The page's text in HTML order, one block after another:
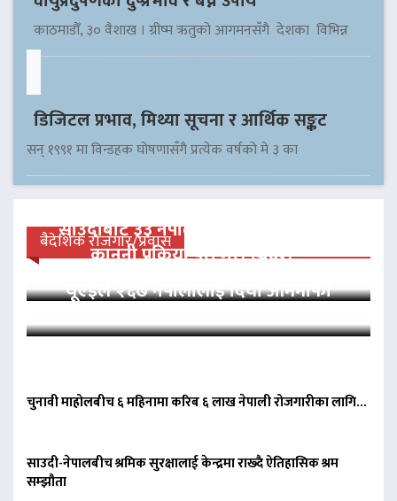
काठमाडौँ, ३० वैशाख । ग्रीष्म ऋतुको आगमनसँगै देशका विभिन्न
डिजिटल प्रभाव, मिथ्या सूचना र आर्थिक सङ्कट
सन् १९९१ मा विन्डहक घोषणासँगै प्रत्येक वर्षको मे ३ का
बैदेशिक रोजगार/प्रवास
साउदीबाट ३३ नेपाली कैदीलाई आममाफी,
कानुनी प्रक्रिया पूरा गरी स्वदेश…
यूएईले २६७ नेपालीलाई दियो आममाफी
चुनावी माहोलबीच ६ महिनामा करिब ६ लाख नेपाली रोजगारीका लागि…
साउदी-नेपालबीच श्रमिक सुरक्षालाई केन्द्रमा राख्दै ऐतिहासिक श्रम
सम्झौता